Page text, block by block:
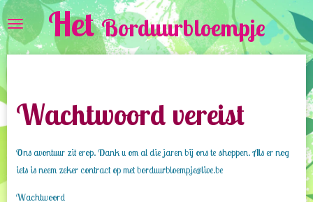
Ga
direct
naar
de
hoofdinhoud
HetBorduurbloempje
Wachtwoord vereist
Ons avontuur zit erop. Dank u om al die jaren bij ons te shoppen. Als er nog
iets is neem zeker contract op met borduurbloempje@live.be
Wachtwoord